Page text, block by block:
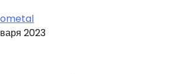
2023